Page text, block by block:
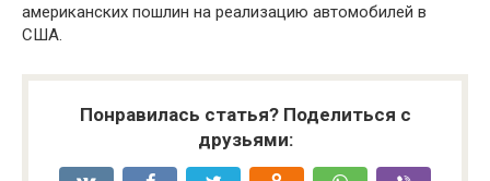
американских пошлин на реализацию автомобилей в
США.
Понравилась статья? Поделиться с
друзьями: